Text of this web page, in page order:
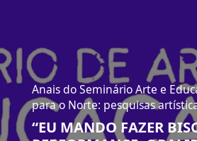
Anais do Seminário Arte e
para o Norte: pesquisas
“EU MANDO FAZER